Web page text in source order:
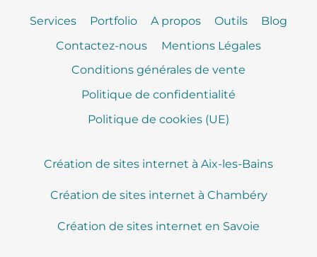
Services Portfolio A propos Outils
Blog
Contactez-nous
Mentions Légales
Conditions générales de vente
Politique de confidentialité
Politique de cookies (UE)
Création de sites internet à Aix-les-Bains
Création de sites internet à Chambéry
Création de sites internet en Savoie